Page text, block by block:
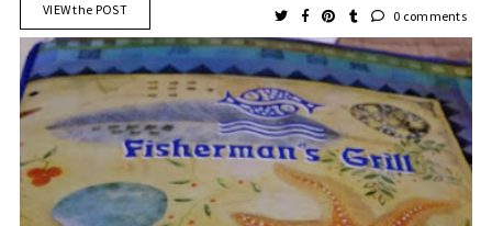
VIEW the POST 0 comments